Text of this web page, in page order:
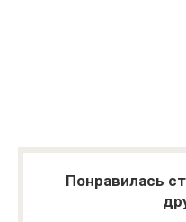
Понравилась